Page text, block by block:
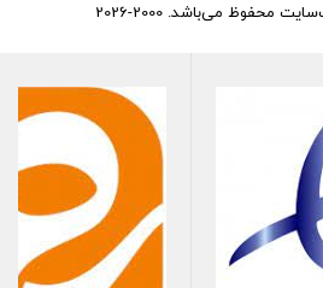
محفوظ می‌باشد. 2000-2026